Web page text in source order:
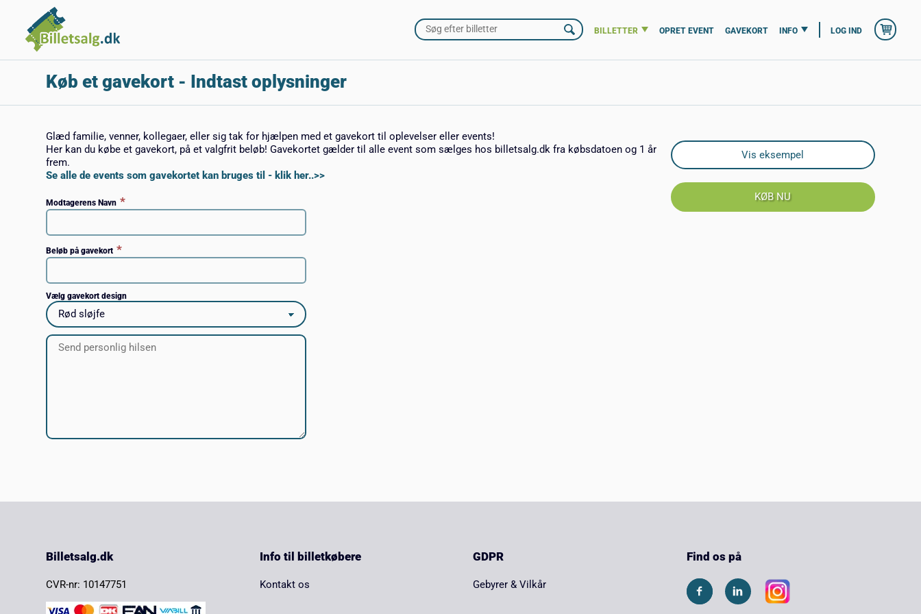
BILLETTER OPRET EVENT GAVEKORT INFO LOG IND
Køb et gavekort - Indtast oplysninger
Glæd familie, venner, kollegaer, eller sig tak for hjælpen med et gavekort til oplevelser eller events!
Her kan du købe et gavekort, på et valgfrit beløb! Gavekortet gælder til alle event som sælges hos billetsalg.dk fra købsdatoen og 1 år
frem.
Se alle de events som gavekortet kan bruges til - klik her..>>
Modtagerens Navn *
Beløb på gavekort *
Vælg gavekort design
Billetsalg.dk
CVR-nr: 10147751
Info til billetkøbere
Kontakt os
GDPR
Gebyrer & Vilkår
Find os på